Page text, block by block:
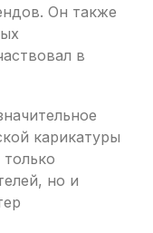
Он также
в
карикатуры
но и